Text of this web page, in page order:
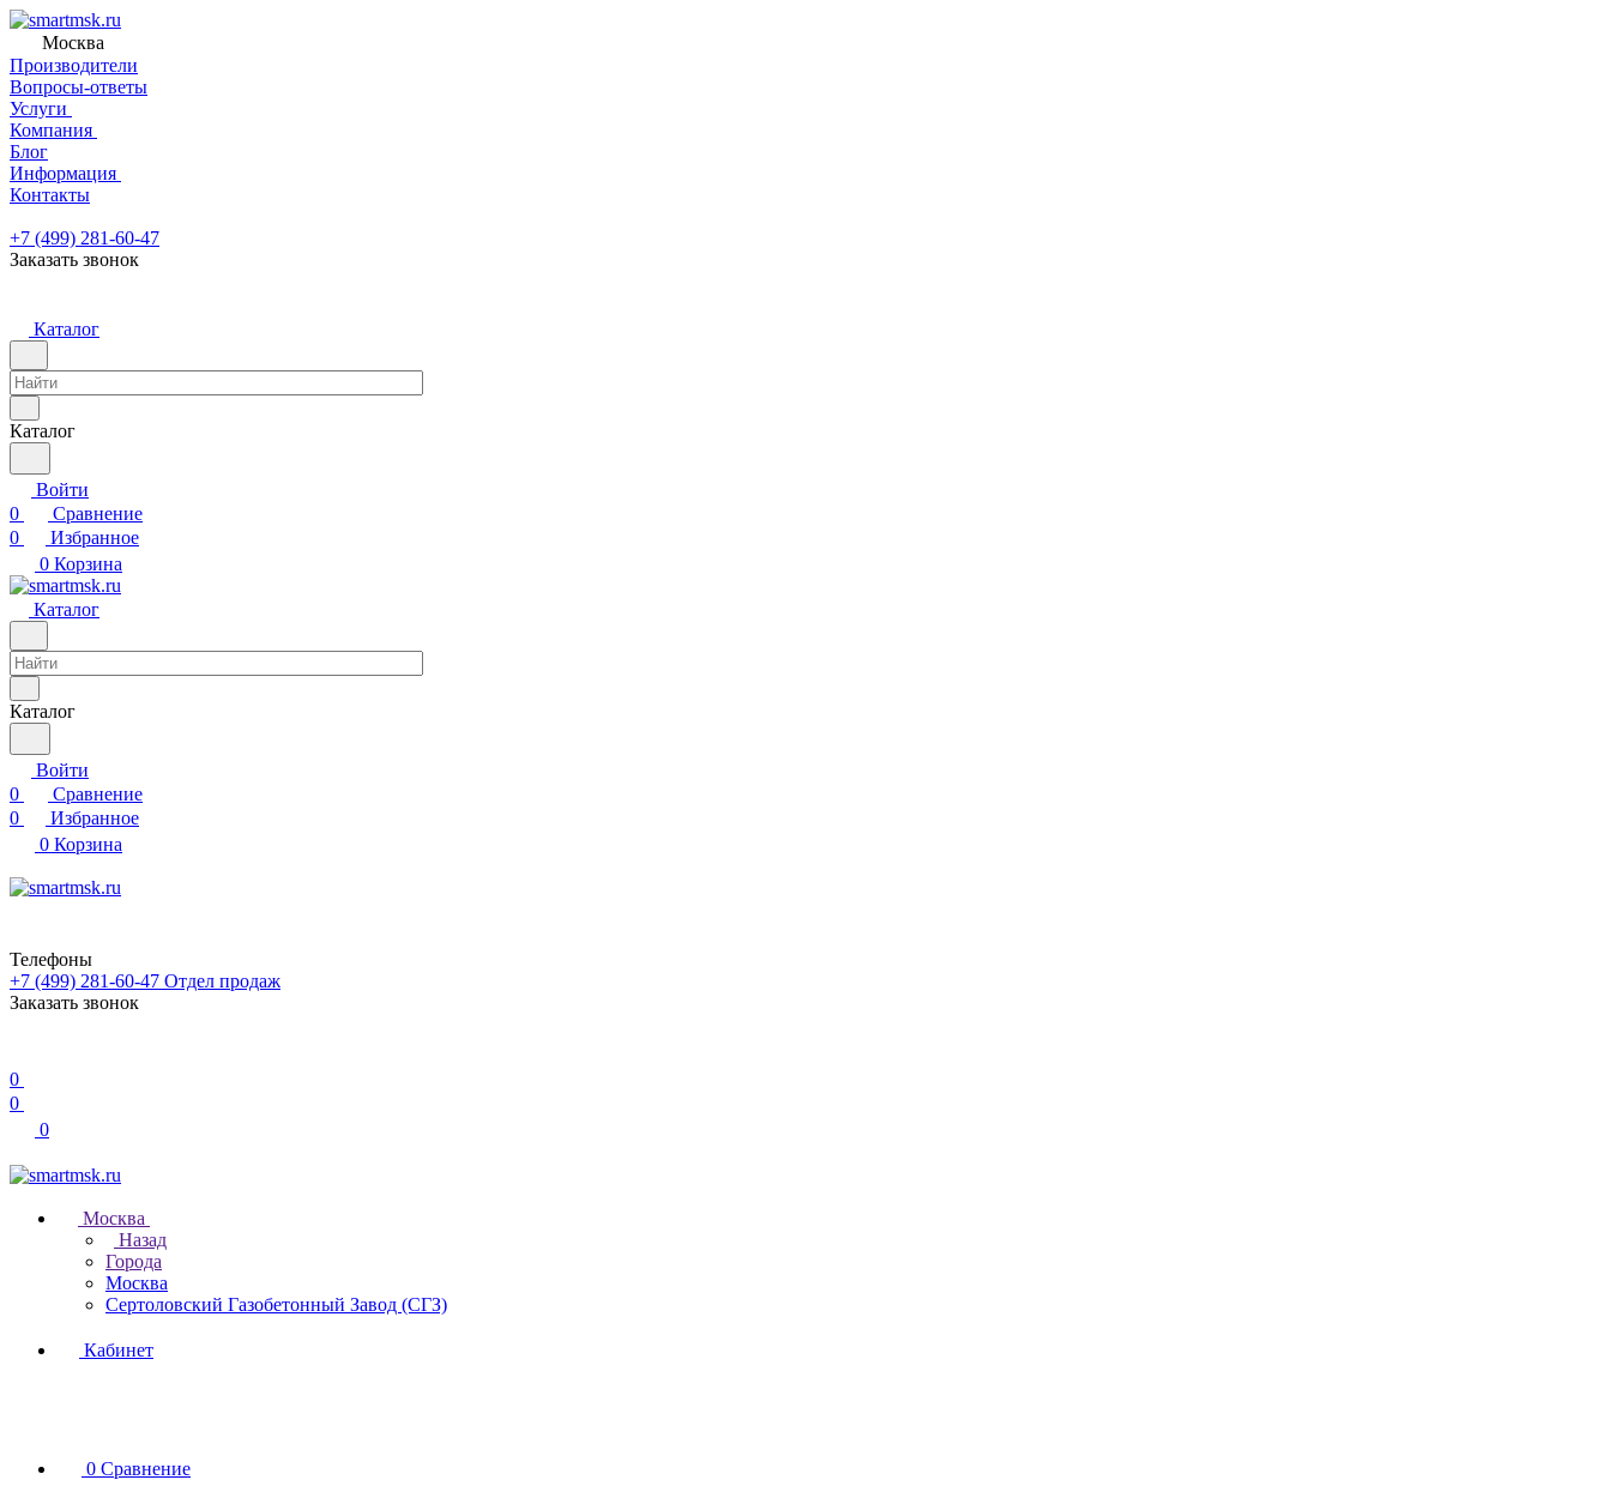
Москва
Производители
Вопросы-ответы
Услуги
Компания
Блог
Информация
Контакты
+7 (499) 281-60-47
Заказать звонок
Каталог
Каталог
Войти
0
Сравнение
0
Избранное
0 Корзина
Каталог
Каталог
Войти
0
Сравнение
0
Избранное
0 Корзина
Телефоны
+7 (499) 281-60-47 Отдел продаж
Заказать звонок
0
0
0
Москва
Назад
Города
Москва
Сертоловский Газобетонный Завод (СГЗ)
Кабинет
0 Сравнение